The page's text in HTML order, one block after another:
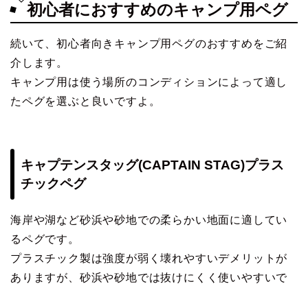
初心者におすすめのキャンプ用ペグ
続いて、初心者向きキャンプ用ペグのおすすめをご紹
介します。
キャンプ用は使う場所のコンディションによって適し
たペグを選ぶと良いですよ。
キャプテンスタッグ(CAPTAIN STAG)プラス
チックペグ
海岸や湖など砂浜や砂地での柔らかい地面に適してい
るペグです。
プラスチック製は強度が弱く壊れやすいデメリットが
ありますが、砂浜や砂地では抜けにくく使いやすいで